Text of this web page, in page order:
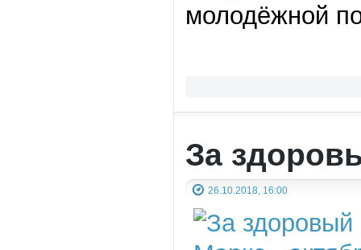
молодёжной
За
26.10.2018, 16:00